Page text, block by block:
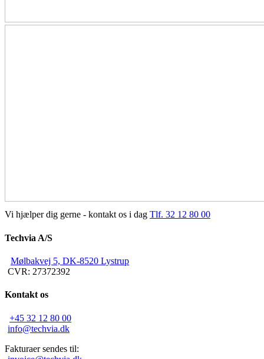
Vi hjælper dig gerne - kontakt os i dag Tlf. 32 12 80 00
Techvia A/S
Mølbakvej 5, DK-8520 Lystrup
CVR: 27372392
Kontakt os
+45 32 12 80 00
info@techvia.dk
Fakturaer sendes til: